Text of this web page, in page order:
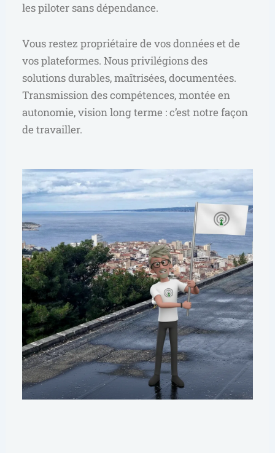
les piloter sans dépendance.
Vous restez propriétaire de vos données et de
vos plateformes. Nous privilégions des
solutions durables, maîtrisées, documentées.
Transmission des compétences, montée en
autonomie, vision long terme : c’est notre façon
de travailler.